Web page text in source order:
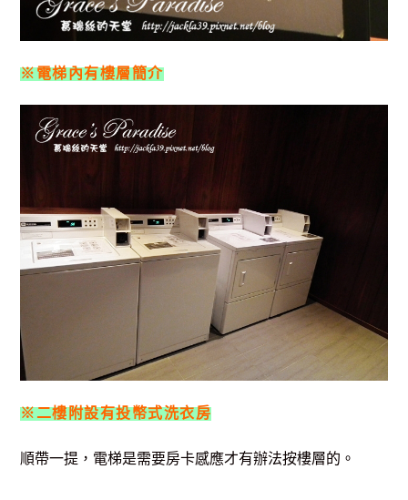
※電梯內有樓層簡介
※二樓附設有投幣式洗衣房
順帶一提，電梯是需要房卡感應才有辦法按樓層的。